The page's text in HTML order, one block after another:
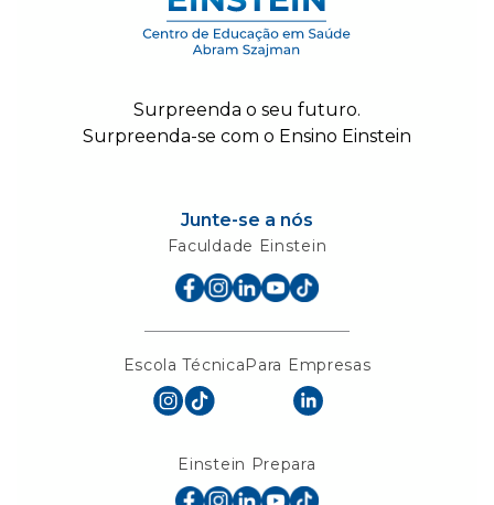
Surpreenda o seu futuro.
Surpreenda-se com o Ensino Einstein
Junte-se a nós
Faculdade Einstein
Escola TécnicaPara Empresas
Einstein Prepara